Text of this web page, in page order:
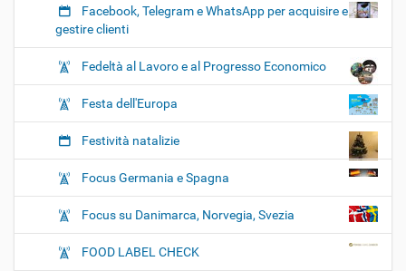
Facebook, Telegram e WhatsApp per acquisire e
gestire clienti
Fedeltà al Lavoro e al Progresso Economico
Festa dell'Europa
Festività natalizie
Focus Germania e Spagna
Focus su Danimarca, Norvegia, Svezia
FOOD LABEL CHECK